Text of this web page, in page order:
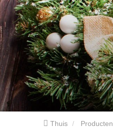
Thuis Producten